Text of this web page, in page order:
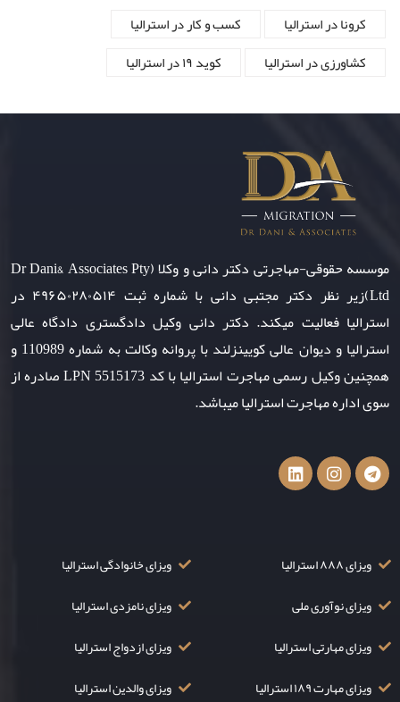
کرونا در استرالیا
کسب و کار در استرالیا
کشاورزی در استرالیا
کوید ۱۹ در استرالیا
موسسه حقوقی-مهاجرتی دکتر دانی و وکلا (Dr Dani& Associates Pty
Ltd)زیر نظر دکتر مجتبی دانی با شماره ثبت ۴۹۶۵۰۲۸۰۵۱۴ در
استرالیا فعالیت میکند. دکتر دانی وکیل دادگستری دادگاه عالی
استرالیا و دیوان عالی کویینزلند با پروانه وکالت به شماره 110989 و
همچنین وکیل رسمی مهاجرت استرالیا با کد LPN 5515173 صادره از
سوی اداره مهاجرت استرالیا میباشد.
ویزای ۸۸۸ استرالیا
ویزای نوآوری ملی
ویزای مهارتی استرالیا
ویزای مهارت ۱۸۹ استرالیا
ویزای خانوادگی استرالیا
ویزای نامزدی استرالیا
ویزای ازدواج استرالیا
ویزای والدین استرالیا